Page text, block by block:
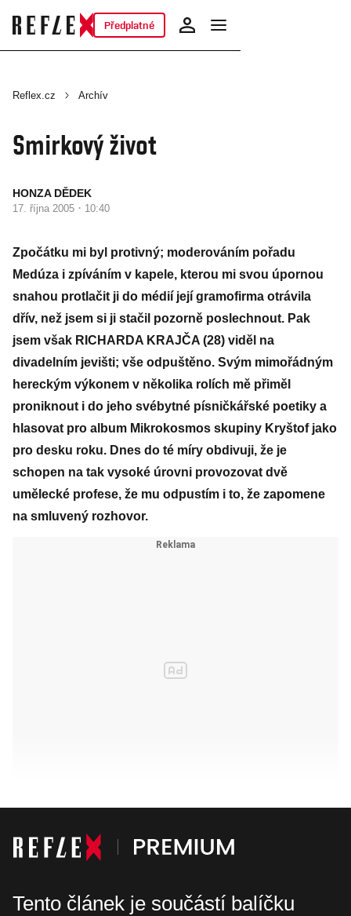
Předplatné
Reflex.cz Archív
Smirkový život
HONZA DĚDEK
17. října 2005 · 10:40
Zpočátku mi byl protivný; moderováním pořadu
Medúza i zpíváním v kapele, kterou mi svou úpornou
snahou protlačit ji do médií její gramofirma otrávila
dřív, než jsem si ji stačil pozorně poslechnout. Pak
jsem však RICHARDA KRAJČA (28) viděl na
divadelním jevišti; vše odpuštěno. Svým mimořádným
hereckým výkonem v několika rolích mě přiměl
proniknout i do jeho svébytné písničkářské poetiky a
hlasovat pro album Mikrokosmos skupiny Kryštof jako
pro desku roku. Dnes do té míry obdivuji, že je
schopen na tak vysoké úrovni provozovat dvě
umělecké profese, že mu odpustím i to, že zapomene
na smluvený rozhovor.
Tento článek je součástí balíčku